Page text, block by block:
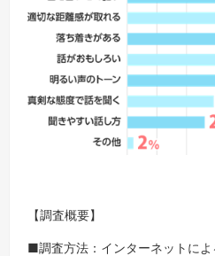
【調査概要】
■調査方法：インターネットによ